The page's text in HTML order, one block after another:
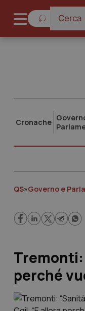
Cronache
QS»Governo e
Tremonti:
perché